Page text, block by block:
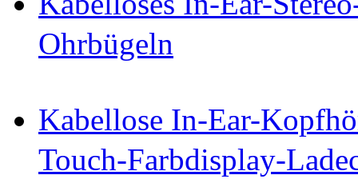
Ohrbügeln
Kabellose In-Ear-
Touch-Farbdisplay-